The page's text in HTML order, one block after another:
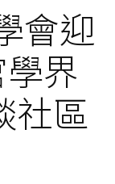
會迎
界
社區